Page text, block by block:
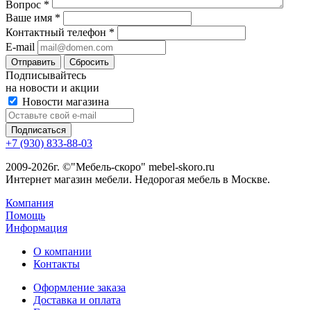
Вопрос *
Ваше имя *
Контактный телефон *
E-mail
Сбросить
Подписывайтесь
на новости и акции
Новости магазина
+7 (930) 833-88-03
2009-2026г. ©"Мебель-скоро" mebel-skoro.ru
Интернет магазин мебели. Недорогая мебель в Москве.
Компания
Помощь
Информация
О компании
Контакты
Оформление заказа
Доставка и оплата